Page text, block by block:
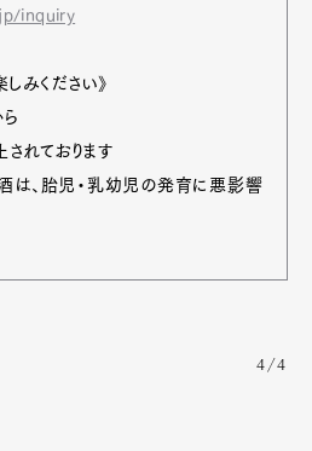
inquiry
みください》
れております
は、胎児・乳幼児の発育に悪影響
4/4